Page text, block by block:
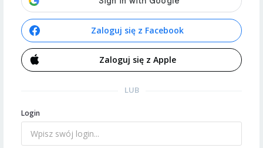
Zaloguj się z Facebook
Zaloguj się z Apple
LUB
Login